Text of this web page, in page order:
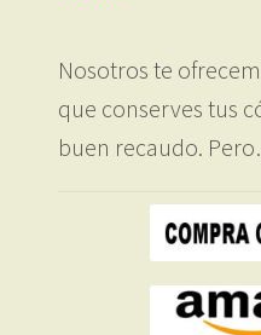
Nosotros te
que conserves tus
buen recaudo.